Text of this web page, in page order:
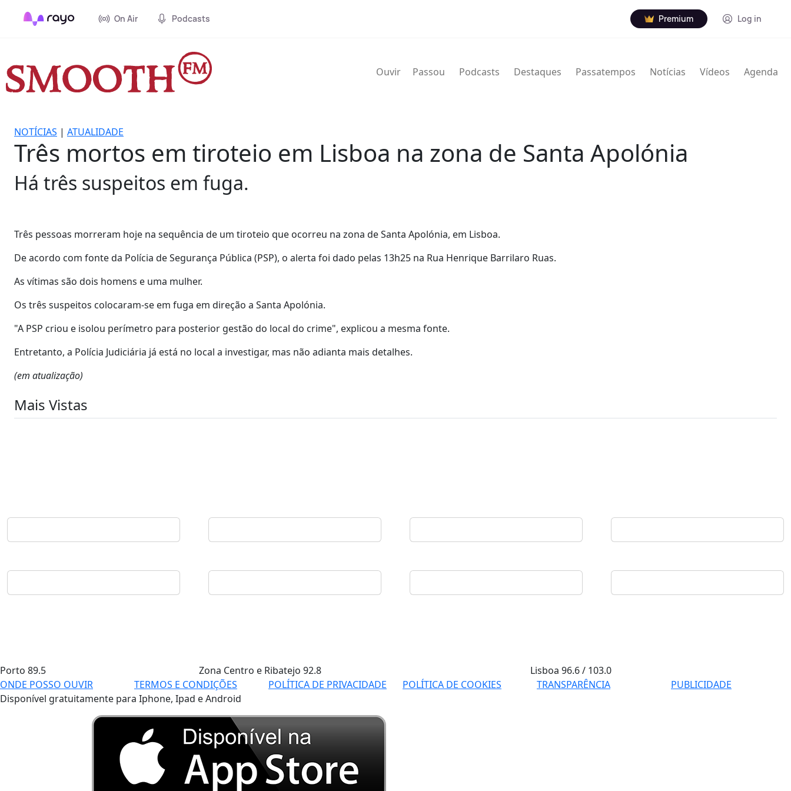
On Air Podcasts Premium Log in
Ouvir Passou Podcasts Destaques Passatempos Notícias Vídeos Agenda
NOTÍCIAS | ATUALIDADE
Três mortos em tiroteio em Lisboa na zona de Santa Apolónia
Há três suspeitos em fuga.
Três pessoas morreram hoje na sequência de um tiroteio que ocorreu na zona de Santa Apolónia, em Lisboa.
De acordo com fonte da Polícia de Segurança Pública (PSP), o alerta foi dado pelas 13h25 na Rua Henrique Barrilaro Ruas.
As vítimas são dois homens e uma mulher.
Os três suspeitos colocaram-se em fuga em direção a Santa Apolónia.
"A PSP criou e isolou perímetro para posterior gestão do local do crime", explicou a mesma fonte.
Entretanto, a Polícia Judiciária já está no local a investigar, mas não adianta mais detalhes.
(em atualização)
Mais Vistas
Porto 89.5 Zona Centro e Ribatejo 92.8 Lisboa96.6 / 103.0
ONDE POSSO OUVIR
TERMOS E CONDIÇÕES POLÍTICA DE PRIVACIDADE POLÍTICA DE COOKIES TRANSPARÊNCIA
PUBLICIDADE
Disponível gratuitamente para Iphone, Ipad e Android